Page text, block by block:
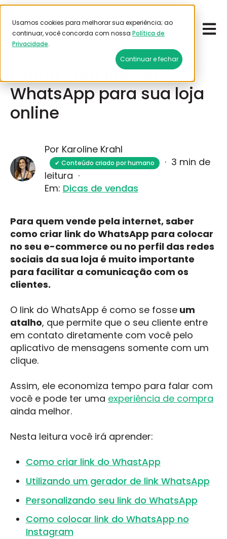
Usamos cookies para melhorar sua experiência; ao
continuar, você concorda com nossa Política de
Privacidade.
Continuar e fechar
Emitir frete
Como criar link do
WhatsApp para sua loja
online
Por Karoline Krahl
✔ Conteúdo criado por humano · 3 min de
leitura ·
Em: Dicas de vendas
Para quem vende pela internet, saber
como criar link do WhatsApp para colocar
no seu e-commerce ou no perfil das redes
sociais da sua loja é muito importante
para facilitar a comunicação com os
clientes.
O link do WhatsApp é como se fosse um
atalho, que permite que o seu cliente entre
em contato diretamente com você pelo
aplicativo de mensagens somente com um
clique.
Assim, ele economiza tempo para falar com
você e pode ter uma experiência de compra
ainda melhor.
Nesta leitura você irá aprender:
Como criar link do WhastApp
Utilizando um gerador de link WhatsApp
Personalizando seu link do WhatsApp
Como colocar link do WhatsApp no
Instagram